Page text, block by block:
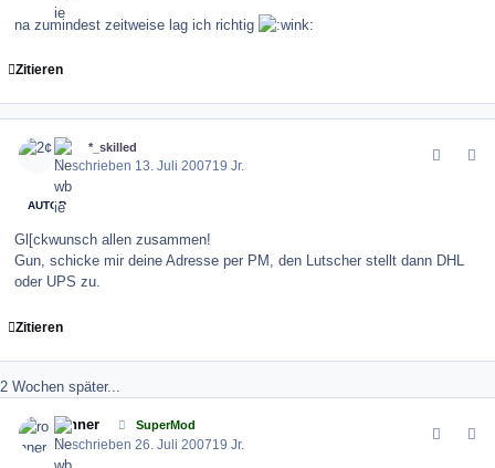
na zumindest zeitweise lag ich richtig
Zitieren
2¢ *_skilled
Geschrieben 13. Juli 200719 Jr.
AUTOR
Gl[ckwunsch allen zusammen!
Gun, schicke mir deine Adresse per PM, den Lutscher stellt dann DHL
oder UPS zu.
Zitieren
2 Wochen später...
ronner SuperMod
Geschrieben26. Juli 200719 Jr.